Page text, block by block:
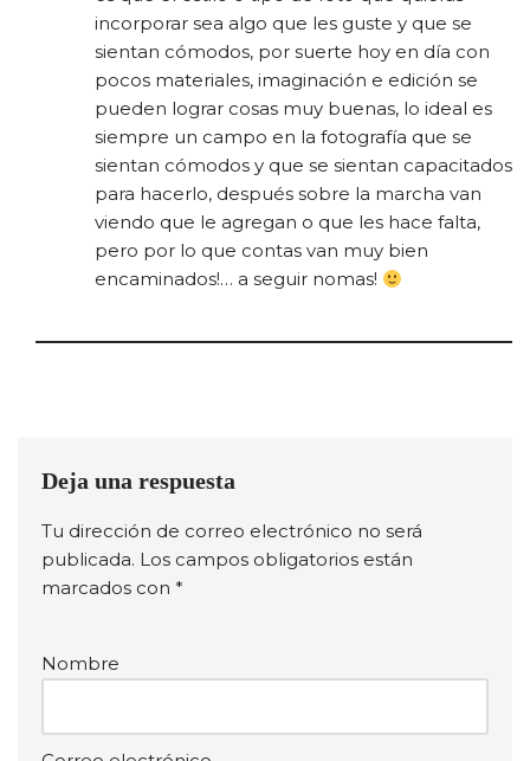
incorporar sea algo que les guste y que se
sientan cómodos, por suerte hoy en día con
pocos materiales, imaginación e edición se
pueden lograr cosas muy buenas, lo ideal es
siempre un campo en la fotografía que se
sientan cómodos y que se sientan capacitados
para hacerlo, después sobre la marcha van
viendo que le agregan o que les hace falta,
pero por lo que contas van muy bien
encaminados!… a seguir nomas!
Deja una respuesta
Tu dirección de correo electrónico no será
publicada. Los campos obligatorios están
marcados con *
Nombre